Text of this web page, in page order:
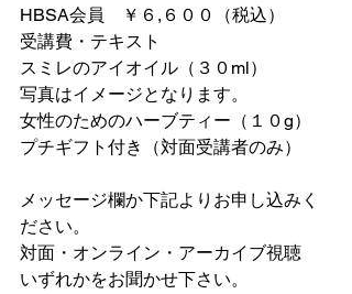
HBSA会員　￥６,６００（税込）
受講費・テキスト
スミレのアイオイル（３０ml）
写真はイメージとなります。
女性のためのハーブティー（１０g）
プチギフト付き（対面受講者のみ）
メッセージ欄か下記よりお申し込みく
ださい。
対面・オンライン・アーカイブ視聴
いずれかをお聞かせ下さい。